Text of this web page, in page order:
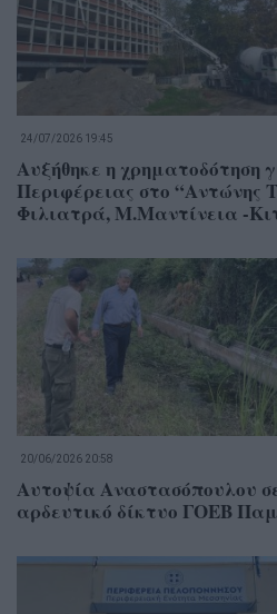
24/07/2026 19:45
Αυξήθηκε η χρηματοδότηση
Περιφέρειας στο “Αντώνης
Φιλιατρά, Μ.Μαντίνεια -
20/06/2026 20:58
Αυτοψία Αναστασόπουλου
αρδευτικό δίκτυο ΓΟΕΒ